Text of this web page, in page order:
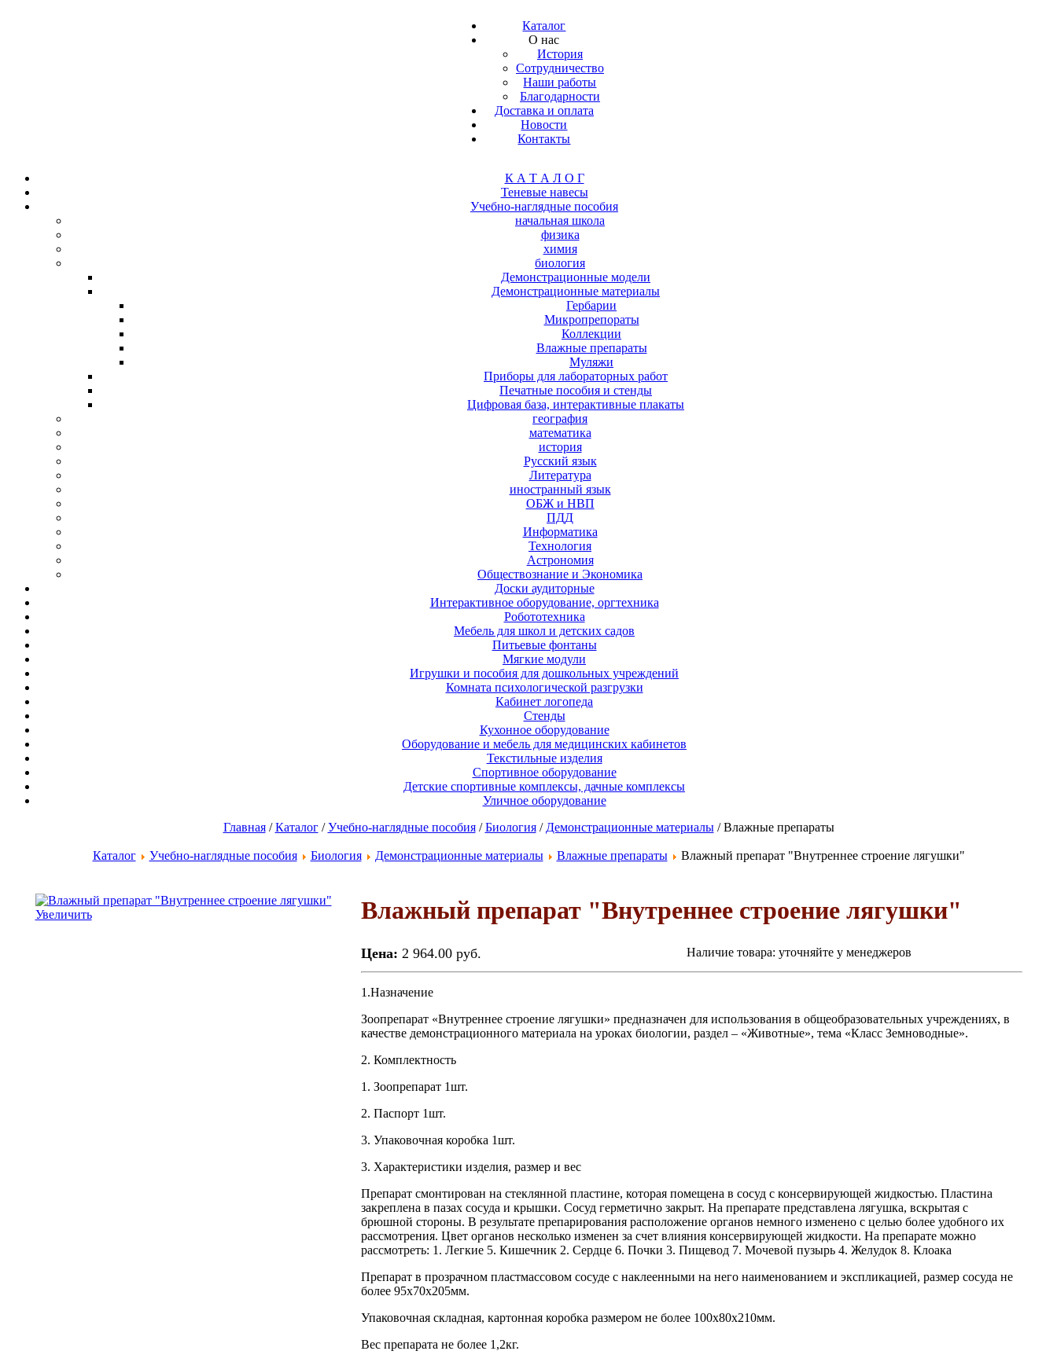
Каталог
О нас
История
Сотрудничество
Наши работы
Благодарности
Доставка и оплата
Новости
Контакты
К А Т А Л О Г
Теневые навесы
Учебно-наглядные пособия
начальная школа
физика
химия
биология
Демонстрационные модели
Демонстрационные материалы
Гербарии
Микропрепораты
Коллекции
Влажные препараты
Муляжи
Приборы для лабораторных работ
Печатные пособия и стенды
Цифровая база, интерактивные плакаты
география
математика
история
Русский язык
Литература
иностранный язык
ОБЖ и НВП
ПДД
Информатика
Технология
Астрономия
Обществознание и Экономика
Доски аудиторные
Интерактивное оборудование, оргтехника
Робототехника
Мебель для школ и детских садов
Питьевые фонтаны
Мягкие модули
Игрушки и пособия для дошкольных учреждений
Комната психологической разгрузки
Кабинет логопеда
Стенды
Кухонное оборудование
Оборудование и мебель для медицинских кабинетов
Текстильные изделия
Спортивное оборудование
Детские спортивные комплексы, дачные комплексы
Уличное оборудование
Главная/Каталог/Учебно-наглядные пособия/Биология/ Демонстрационные материалы/ Влажные препараты
Каталог Учебно-наглядные пособия Биология Демонстрационные материалы Влажные препараты Влажный препарат "Внутреннее строение лягушки"
Увеличить Влажный препарат "Внутреннее строение лягушки"
Цена: 2 964.00 руб. Наличие товара: уточняйте у менеджеров
1.Назначение
Зоопрепарат «Внутреннее строение лягушки» предназначен для использования в общеобразовательных учреждениях, в
качестве демонстрационного материала на уроках биологии, раздел – «Животные», тема «Класс Земноводные».
2. Комплектность
1. Зоопрепарат 1шт.
2. Паспорт 1шт.
3. Упаковочная коробка 1шт.
3. Характеристики изделия, размер и вес
Препарат смонтирован на стеклянной пластине, которая помещена в сосуд с консервирующей жидкостью. Пластина
закреплена в пазах сосуда и крышки. Сосуд герметично закрыт. На препарате представлена лягушка, вскрытая с
брюшной стороны. В результате препарирования расположение органов немного изменено с целью более удобного их
рассмотрения. Цвет органов несколько изменен за счет влияния консервирующей жидкости. На препарате можно
рассмотреть: 1. Легкие 5. Кишечник 2. Сердце 6. Почки 3. Пищевод 7. Мочевой пузырь 4. Желудок 8. Клоака
Препарат в прозрачном пластмассовом сосуде с наклеенными на него наименованием и экспликацией, размер сосуда не
более 95x70x205мм.
Упаковочная складная, картонная коробка размером не более 100x80x210мм.
Вес препарата не более 1,2кг.